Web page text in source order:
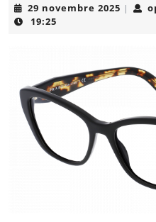
29 novembre 2025 29|
19:25